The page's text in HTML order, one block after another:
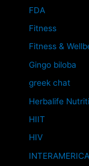
FDA
Fitness
Fitness &
Gingo biloba
greek chat
Herbalife
HIIT
HIV